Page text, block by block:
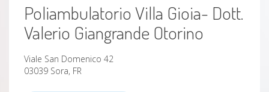
Poliambulatorio Villa Gioia- Dott.
Valerio Giangrande Otorino
Viale San Domenico 42
03039 Sora, FR